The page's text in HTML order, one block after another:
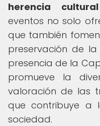
herencia
eventos no solo
que también
preservación de
presencia de la
promueve la
valoración de las
que contribuye a
sociedad.